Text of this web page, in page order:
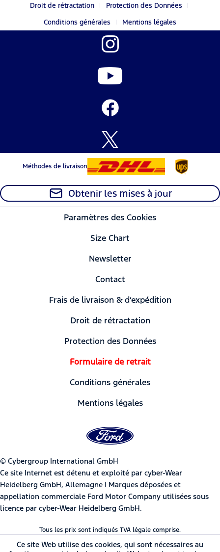
Droit de rétractation
Protection des Données
Conditions générales
Mentions légales
Méthodes de livraison
Obtenir les mises à jour
Paramètres des Cookies
Size Chart
Newsletter
Contact
Frais de livraison & d’expédition
Droit de rétractation
Protection des Données
Formulaire de retrait
Conditions générales
Mentions légales
© Cybergroup International GmbH
Ce site Internet est détenu et exploité par cyber-Wear
Heidelberg GmbH, Allemagne | Marques déposées et
appellation commerciale Ford Motor Company utilisées sous
licence par cyber-Wear Heidelberg GmbH.
Tous les prix sont indiqués TVA légale comprise.
Ce site Web utilise des cookies, qui sont nécessaires au